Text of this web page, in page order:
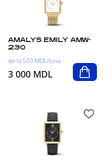
AMALYS EMILY AMW-
230
de la 500 MDL/luna
3 000 MDL